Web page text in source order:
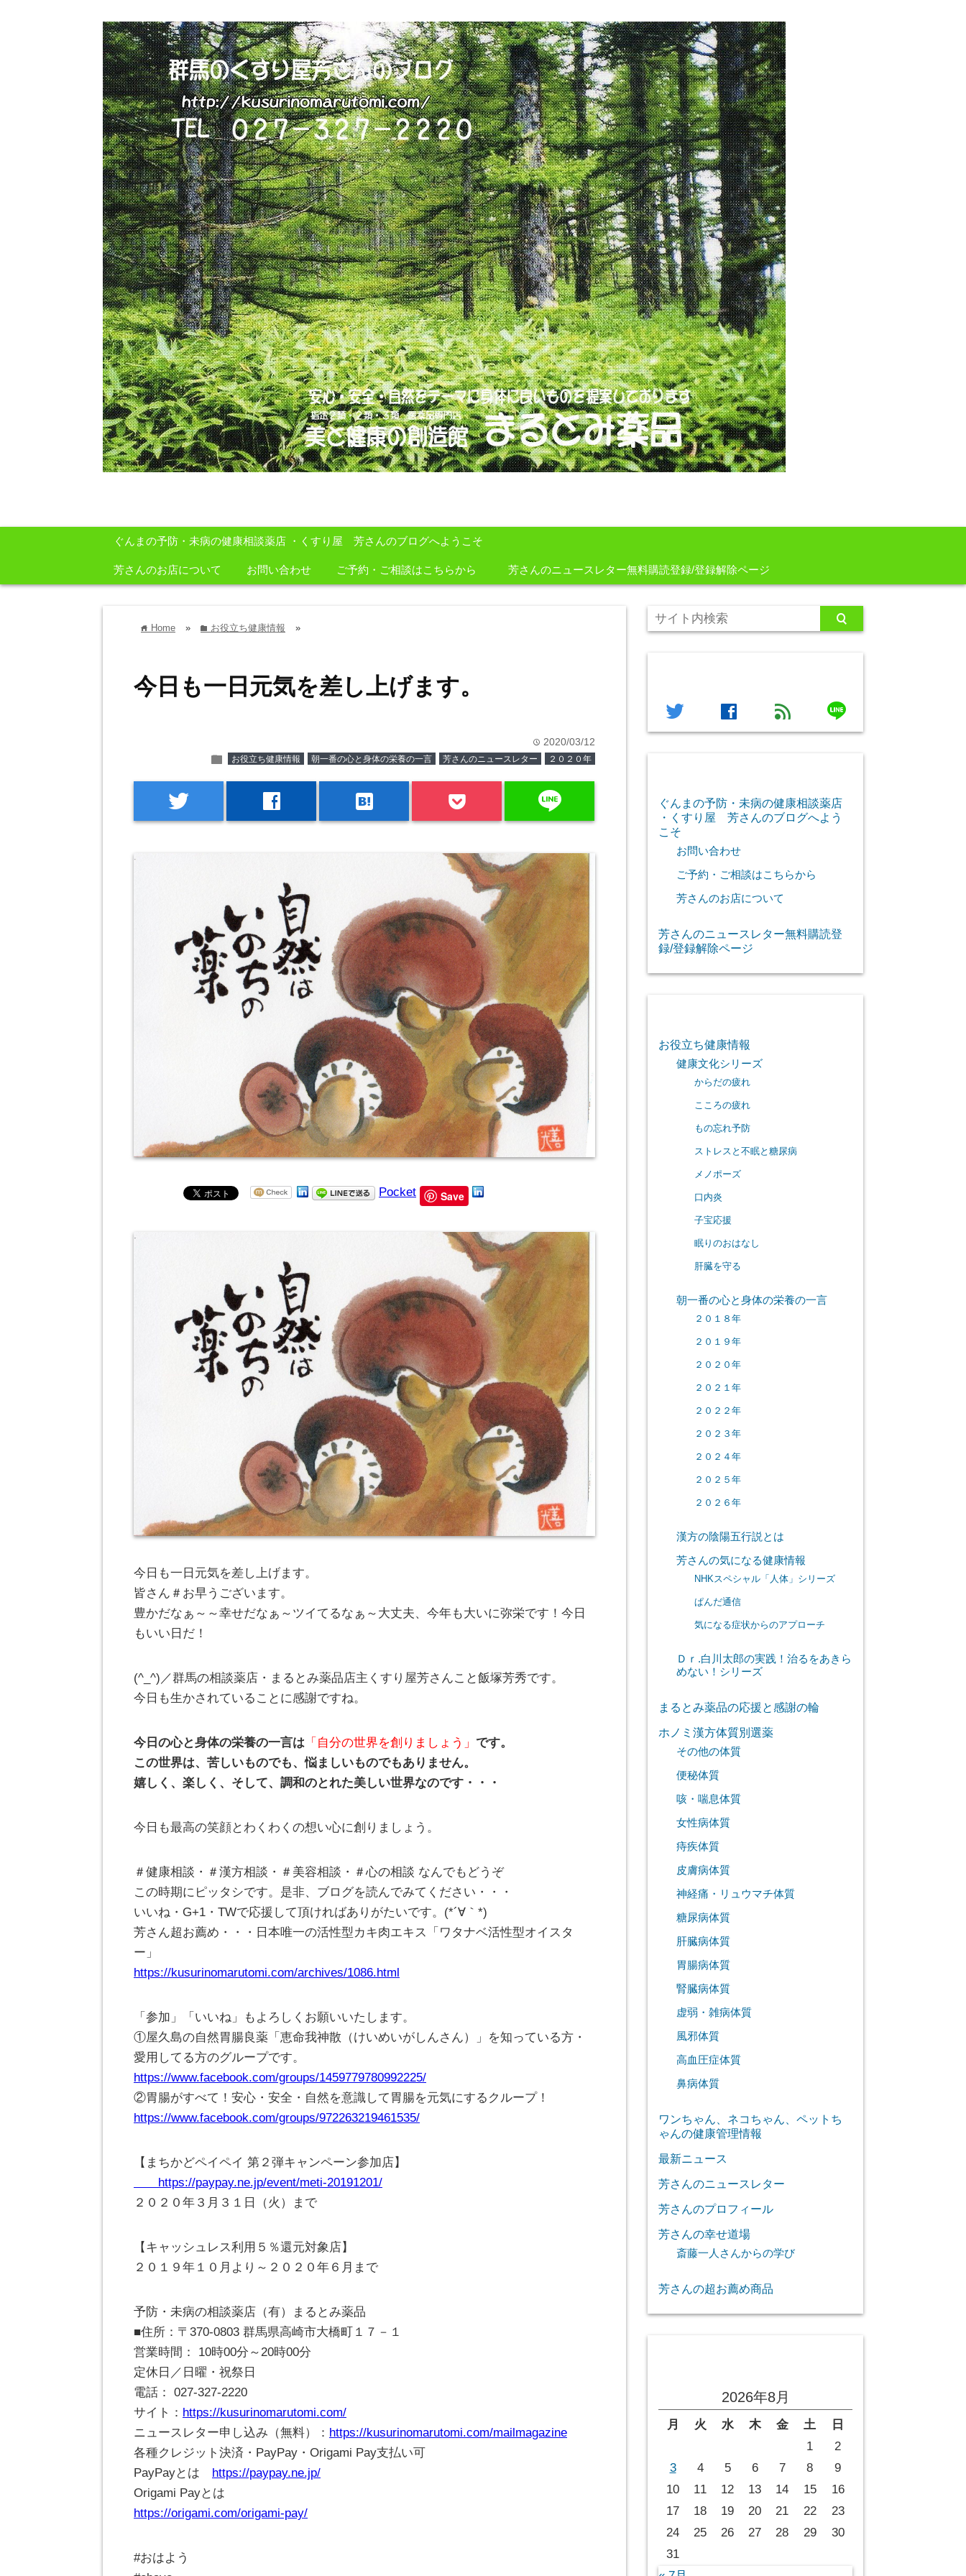
ぐんまの予防・未病の健康相談薬店 ・くすり屋 芳さんのブログへようこそ
芳さんのお店について お問い合わせ ご予約・ご相談はこちらから 芳さんのニュースレター無料購読登録/登録解除ページ
home Home » folder お役立ち健康情報 »
今日も一日元気を差し上げます。
time 2020/03/12
folder お役立ち健康情報 朝一番の心と身体の栄養の一言 芳さんのニュースレター ２０２０年
twitter facebook hatenabookmark line
Pocket Save
今日も一日元気を差し上げます。
皆さん＃お早うございます。
豊かだなぁ～～幸せだなぁ～ツイてるなぁ～大丈夫、今年も大いに弥栄です！今日
もいい日だ！
(^_^)／群馬の相談薬店・まるとみ薬品店主くすり屋芳さんこと飯塚芳秀です。
今日も生かされていることに感謝ですね。
今日の心と身体の栄養の一言は 「自分の世界を創りましょう」 です。
この世界は、苦しいものでも、悩ましいものでもありません。
嬉しく、楽しく、そして、調和のとれた美しい世界なのです・・・
今日も最高の笑顔とわくわくの想い心に創りましょう。
＃健康相談・＃漢方相談・＃美容相談・＃心の相談 なんでもどうぞ
この時期にピッタシです。是非、ブログを読んでみてください・・・
いいね・G+1・TWで応援して頂ければありがたいです。(*´∀｀*)
芳さん超お薦め・・・日本唯一の活性型カキ肉エキス「ワタナベ活性型オイスタ
ー」
https://kusurinomarutomi.com/archives/1086.html
「参加」「いいね」もよろしくお願いいたします。
①屋久島の自然胃腸良薬「恵命我神散（けいめいがしんさん）」を知っている方・
愛用してる方のグループです。
https://www.facebook.com/groups/1459779780992225/
②胃腸がすべて！安心・安全・自然を意識して胃腸を元気にするクループ！
https://www.facebook.com/groups/972263219461535/
【まちかどペイペイ 第２弾キャンペーン参加店】
https://paypay.ne.jp/event/meti-20191201/
２０２０年３月３１日（火）まで
【キャッシュレス利用５％還元対象店】
２０１９年１０月より～２０２０年６月まで
予防・未病の相談薬店（有）まるとみ薬品
■住所：〒370-0803 群馬県高崎市大橋町１７－１
営業時間： 10時00分～20時00分
定休日／日曜・祝祭日
電話： 027-327-2220
サイト： https://kusurinomarutomi.com/
ニュースレター申し込み（無料）： https://kusurinomarutomi.com/mailmagazine
各種クレジット決済・PayPay・Origami Pay支払い可
PayPayとは https://paypay.ne.jp/
Origami Payとは
https://origami.com/origami-pay/
#おはよう
twitter facebook feed line
ぐんまの予防・未病の健康相談薬店
・くすり屋 芳さんのブログへよう
こそ
お問い合わせ
ご予約・ご相談はこちらから
芳さんのお店について
芳さんのニュースレター無料購読登
録/登録解除ページ
お役立ち健康情報
健康文化シリーズ
からだの疲れ
こころの疲れ
もの忘れ予防
ストレスと不眠と糖尿病
メノポーズ
口内炎
子宝応援
眠りのおはなし
肝臓を守る
朝一番の心と身体の栄養の一言
２０１８年
２０１９年
２０２０年
２０２１年
２０２２年
２０２３年
２０２４年
２０２５年
２０２６年
漢方の陰陽五行説とは
芳さんの気になる健康情報
NHKスペシャル「人体」シリーズ
ぱんだ通信
気になる症状からのアプローチ
Ｄｒ.白川太郎の実践！治るをあきら
めない！シリーズ
まるとみ薬品の応援と感謝の輪
ホノミ漢方体質別選薬
その他の体質
便秘体質
咳・喘息体質
女性病体質
痔疾体質
皮膚病体質
神経痛・リュウマチ体質
糖尿病体質
肝臓病体質
胃腸病体質
腎臓病体質
虚弱・雑病体質
風邪体質
高血圧症体質
鼻病体質
ワンちゃん、ネコちゃん、ペットち
ゃんの健康管理情報
最新ニュース
芳さんのニュースレター
芳さんのプロフィール
芳さんの幸せ道場
斎藤一人さんからの学び
芳さんの超お薦め商品
2026年8月
月 火 水 木 金 土
日
1
2
3
4 5 6 7 8
9
10
11 12 13 14 15
16
17
18 19 20 21 22
23
24
25 26 27 28 29
30
31